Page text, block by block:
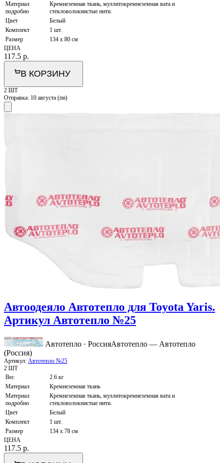
Материал
подробно
Кремнеземная ткань, муллитокремнеземная вата и
стекловолокнистые нити.
Цвет
Белый
Комплект
1 шт.
Размер
134 х 80 см
ЦЕНА
117.5 р.
В КОРЗИНУ
2 ШТ
Отправка: 10 августа (пн)
Автоодеяло Автотепло для Toyota Yaris.
Артикул Автотепло №25
Автотепло · РоссияАвтотепло — Автотепло
(Россия)
Артикул: Автотепло №25
2 ШТ
Вес
2.6 кг
Материал
Кремнеземная ткань
Материал
подробно
Кремнеземная ткань, муллитокремнеземная вата и
стекловолокнистые нити.
Цвет
Белый
Комплект
1 шт.
Размер
134 x 78 см
ЦЕНА
117.5 р.